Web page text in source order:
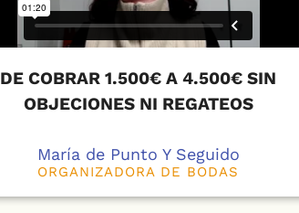
DE COBRAR 1.500€ A 4.500€ SIN
OBJECIONES NI REGATEOS
María de Punto Y Seguido
ORGANIZADORA DE BODAS